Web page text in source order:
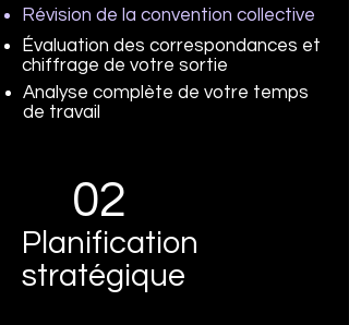
Révision de la convention collective
Évaluation des correspondances et
chiffrage de votre sortie
Analyse complète de votre temps
de travail
02
Planification
stratégique